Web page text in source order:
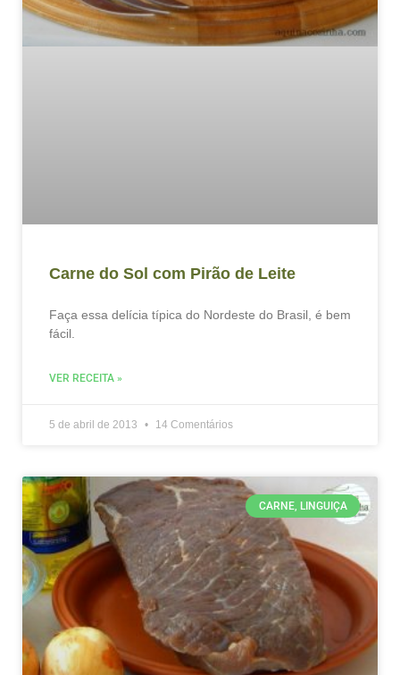
Carne do Sol com Pirão de Leite
Faça essa delícia típica do Nordeste do Brasil, é bem
fácil.
VER RECEITA »
5 de abril de 2013 14 Comentários
CARNE, LINGUIÇA